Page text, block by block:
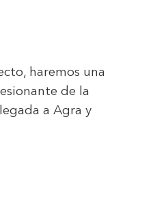
haremos una
de la
a Agra y